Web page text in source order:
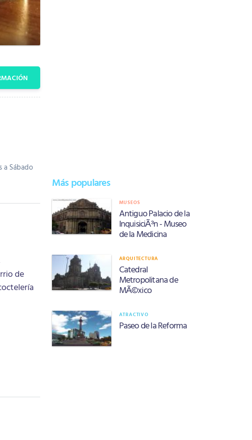
a Sábado
de
Más populares
MUSEOS
Antiguo Palacio de la
InquisiciÃ³n - Museo
de la Medicina
ARQUITECTURA
Catedral
Metropolitana de
MÃ©xico
ATRACTIVO
Paseo de la Reforma